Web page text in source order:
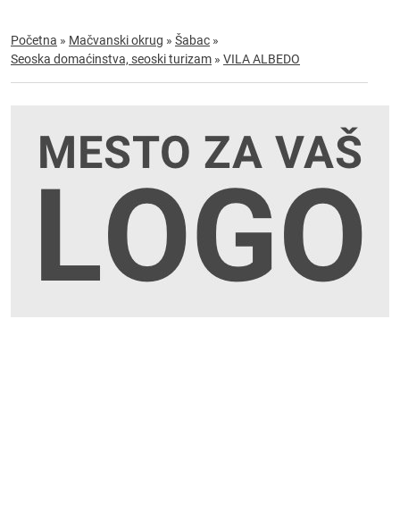
Početna » Mačvanski okrug » Šabac »
Seoska domaćinstva, seoski turizam » VILA ALBEDO